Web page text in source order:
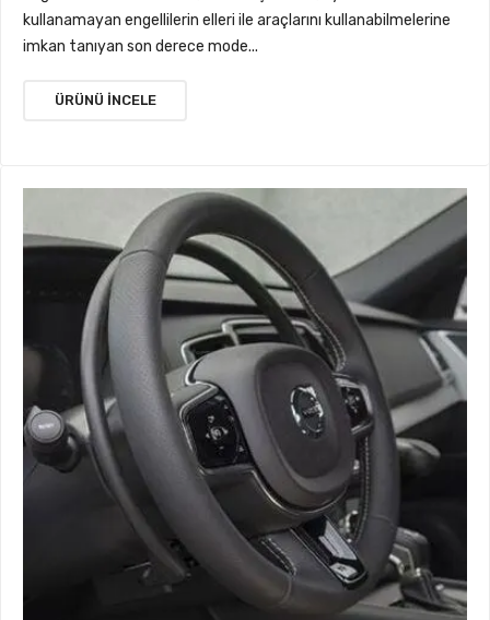
kullanamayan engellilerin elleri ile araçlarını kullanabilmelerine
imkan tanıyan son derece mode...
ÜRÜNÜ İNCELE